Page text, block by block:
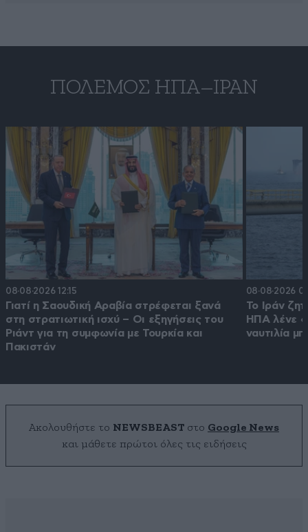
ΠΌΛΕΜΟΣ ΗΠΑ–ΙΡΆΝ
08·08·2026 12:15
Γιατί η Σαουδική Αραβία στρέφεται ξανά
στη στρατιωτική ισχύ – Οι εξηγήσεις του
Ριάντ για τη συμφωνία με Τουρκία και
Πακιστάν
08·08·2026
Το Ιράν
ΗΠΑ λένε
ναυτιλία
Ακολουθήστε το NEWSBEAST στο Google News
και μάθετε πρώτοι όλες τις ειδήσεις